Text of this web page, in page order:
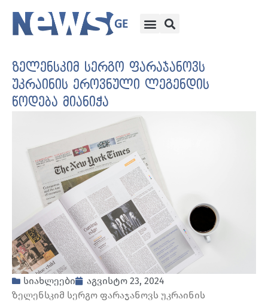
ზელენსკიმ სერგო ფარაჯანოვს
უკრაინის ეროვნული ლეგენდის
წოდება მიანიჭა
სიახლეები
აგვისტო 23, 2024
ზელენსკიმ სერგო ფარაჯანოვს უკრაინის